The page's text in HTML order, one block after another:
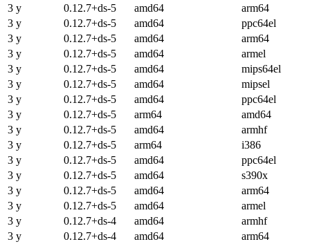
3 y
0.12.7+ds-5 amd64
arm64
3 y
0.12.7+ds-5 amd64
ppc64el
3 y
0.12.7+ds-5 amd64
arm64
3 y
0.12.7+ds-5 amd64
armel
3 y
0.12.7+ds-5 amd64
mips64el
3 y
0.12.7+ds-5 amd64
mipsel
3 y
0.12.7+ds-5 amd64
ppc64el
3 y
0.12.7+ds-5 arm64
amd64
3 y
0.12.7+ds-5 amd64
armhf
3 y
0.12.7+ds-5 arm64
i386
3 y
0.12.7+ds-5 amd64
ppc64el
3 y
0.12.7+ds-5 amd64
s390x
3 y
0.12.7+ds-5 amd64
arm64
3 y
0.12.7+ds-5 amd64
armel
3 y
0.12.7+ds-4 amd64
armhf
3 y
0.12.7+ds-4 amd64
arm64